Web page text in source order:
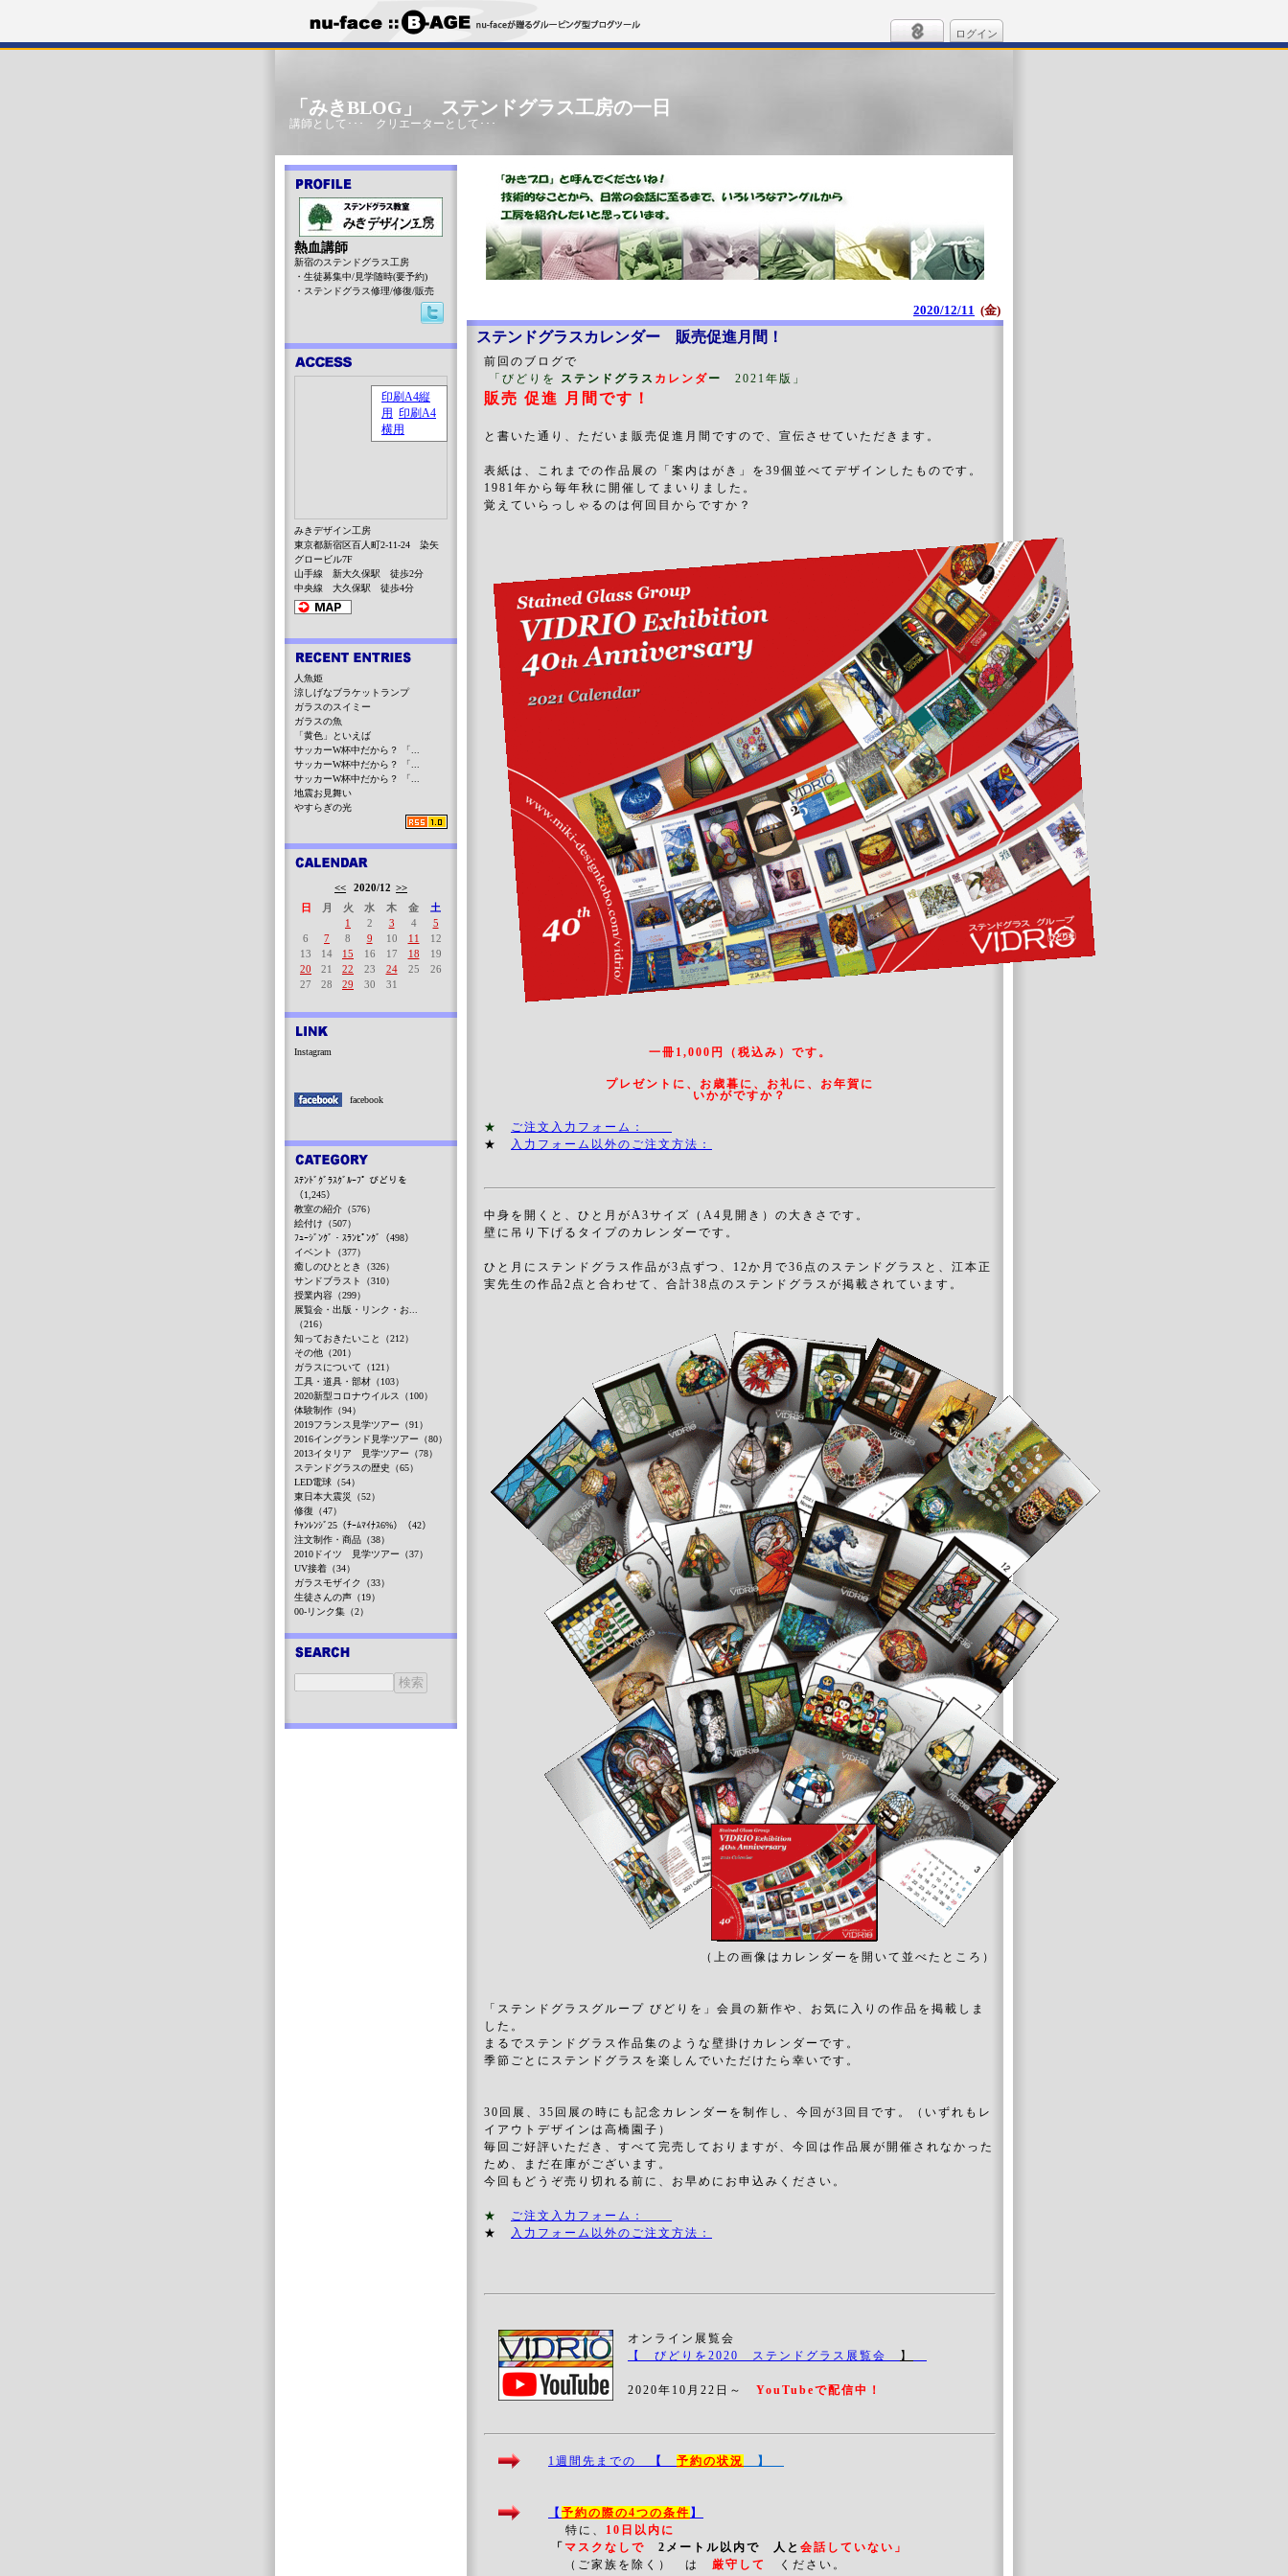
ログイン
「みきBLOG」 ステンドグラス工房の一日
講師として･･･ クリエーターとして･･･
2020/12/11 (金)
ステンドグラスカレンダー 販売促進月間！
前回のブログで
「びどりを ステンドグラス カレンダー 2021年版」
販売 促進 月間です ！
と書いた通り、ただいま販売促進月間ですので、宣伝させていただきます。
表紙は、これまでの作品展の「案内はがき」を39個並べてデザインしたものです。
1981年から毎年秋に開催してまいりました。
覚えていらっしゃるのは何回目からですか？
一冊1,000円（税込み）です。
プレゼントに、お歳暮に、お礼に、お年賀に
いかがですか？
★ ご注文入力フォーム：
★
入力フォーム以外のご注文方法：
中身を開くと、ひと月がA3サイズ（A4見開き）の大きさです。
壁に吊り下げるタイプのカレンダーです。
ひと月にステンドグラス作品が3点ずつ、12か月で36点のステンドグラスと、江本正
実先生の作品2点と合わせて、合計38点のステンドグラスが掲載されています。
（上の画像はカレンダーを開いて並べたところ）
「ステンドグラスグループ びどりを」会員の新作や、お気に入りの作品を掲載しま
した。
まるでステンドグラス作品集のような壁掛けカレンダーです。
季節ごとにステンドグラスを楽しんでいただけたら幸いです。
30回展、35回展の時にも記念カレンダーを制作し、今回が3回目です。（いずれもレ
イアウトデザインは高橋園子）
毎回ご好評いただき、すべて完売しておりますが、今回は作品展が開催されなかった
ため、まだ在庫がございます。
今回もどうぞ売り切れる前に、お早めにお申込みください。
★ ご注文入力フォーム：
★
入力フォーム以外のご注文方法：
オンライン展覧会
【 びどりを2020 ステンドグラス展覧会
】
2020年10月22日～ YouTubeで配信中！
1週間先までの 【 予約の状況 】
【 予約の際の4つの条件 】
特に、 10日以内に
「 マスクなしで 2メートル以内で 人と 会話していない」
（ご家族を除く） は 厳守して ください。
熱血講師
新宿のステンドグラス工房
・生徒募集中/見学随時(要予約)
・ステンドグラス修理/修復/販売
みきデザイン工房
東京都新宿区百人町2-11-24 染矢
グロービル7F
山手線 新大久保駅 徒歩2分
中央線 大久保駅 徒歩4分
人魚姫
涼しげなブラケットランプ
ガラスのスイミー
ガラスの魚
「黄色」といえば
サッカーW杯中だから？ 「...
サッカーW杯中だから？ 「...
サッカーW杯中だから？ 「...
地震お見舞い
やすらぎの光
<< 2020/12 >>
日
月 火 水 木 金
土
1
2 3 4
5
6
7 8 9 10 11
12
13
14 15 16 17 18
19
20
21 22 23 24 25
26
27
28 29 30 31
Instagram
facebook
ｽﾃﾝﾄﾞｸﾞﾗｽｸﾞﾙｰﾌﾟ びどりを
（1,245）
教室の紹介（576）
絵付け（507）
ﾌｭｰｼﾞﾝｸﾞ・ｽﾗﾝﾋﾟﾝｸﾞ（498）
イベント（377）
癒しのひととき（326）
サンドブラスト（310）
授業内容（299）
展覧会・出版・リンク・お...
（216）
知っておきたいこと（212）
その他（201）
ガラスについて（121）
工具・道具・部材（103）
2020新型コロナウイルス（100）
体験制作（94）
2019フランス見学ツアー（91）
2016イングランド見学ツアー（80）
2013イタリア 見学ツアー（78）
ステンドグラスの歴史（65）
LED電球（54）
東日本大震災（52）
修復（47）
ﾁｬﾝﾚﾝｼﾞ25（ﾁｰﾑﾏｲﾅｽ6%）（42）
注文制作・商品（38）
2010ドイツ 見学ツアー（37）
UV接着（34）
ガラスモザイク（33）
生徒さんの声（19）
00-リンク集（2）